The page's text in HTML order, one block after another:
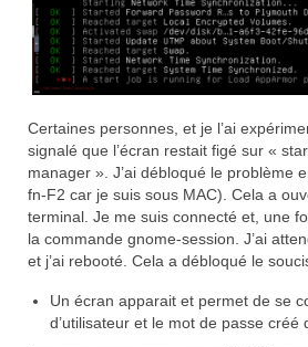
Certaines personnes, et je l’ai
signalé que l’écran restait figé sur «
manager ». J’ai débloqué le problème
fn-F2 car je suis sous MAC). Cela a
terminal. Je me suis connecté et, une
la commande gnome-session. J’ai
et j’ai rebooté. Cela a débloqué le
Un écran apparait et permet de se
d’utilisateur et le mot de passe créé